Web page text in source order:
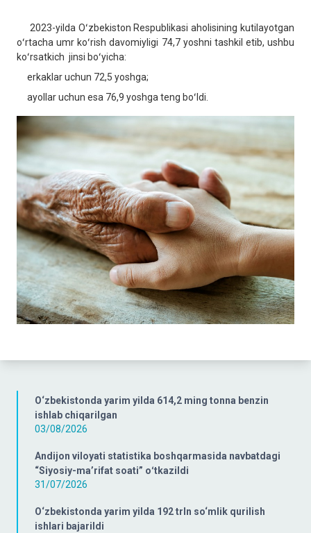
O‘zbekistonda yarim yilda 614,2 ming tonna benzin
ishlab chiqarilgan
03/08/2026
Andijon viloyati statistika boshqarmasida navbatdagi
“Siyosiy-ma’rifat soati” oʻtkazildi
31/07/2026
O‘zbekistonda yarim yilda 192 trln so‘mlik qurilish
ishlari bajarildi
2023-yilda Oʻzbekiston Respublikasi aholisining kutilayotgan
oʻrtacha umr koʻrish davomiyligi 74,7 yoshni tashkil etib, ushbu
koʻrsatkich jinsi boʻyicha:
erkaklar uchun 72,5 yoshga;
ayollar uchun esa 76,9 yoshga teng boʻldi.